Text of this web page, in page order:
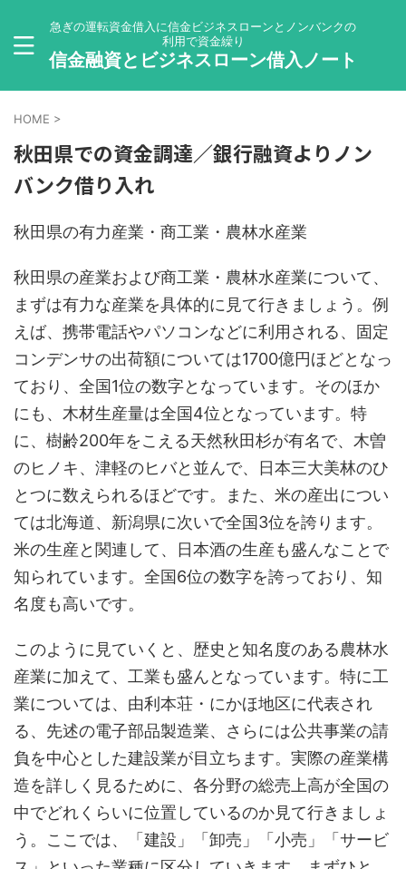
急ぎの運転資金借入に信金ビジネスローンとノンバンクの
利用で資金繰り
信金融資とビジネスローン借入ノート
HOME >
秋田県での資金調達／銀行融資よりノン
バンク借り入れ
秋田県の有力産業・商工業・農林水産業
秋田県の産業および商工業・農林水産業について、
まずは有力な産業を具体的に見て行きましょう。例
えば、携帯電話やパソコンなどに利用される、固定
コンデンサの出荷額については1700億円ほどとなっ
ており、全国1位の数字となっています。そのほか
にも、木材生産量は全国4位となっています。特
に、樹齢200年をこえる天然秋田杉が有名で、木曽
のヒノキ、津軽のヒバと並んで、日本三大美林のひ
とつに数えられるほどです。また、米の産出につい
ては北海道、新潟県に次いで全国3位を誇ります。
米の生産と関連して、日本酒の生産も盛んなことで
知られています。全国6位の数字を誇っており、知
名度も高いです。
このように見ていくと、歴史と知名度のある農林水
産業に加えて、工業も盛んとなっています。特に工
業については、由利本荘・にかほ地区に代表され
る、先述の電子部品製造業、さらには公共事業の請
負を中心とした建設業が目立ちます。実際の産業構
造を詳しく見るために、各分野の総売上高が全国の
中でどれくらいに位置しているのか見て行きましょ
う。ここでは、「建設」「卸売」「小売」「サービ